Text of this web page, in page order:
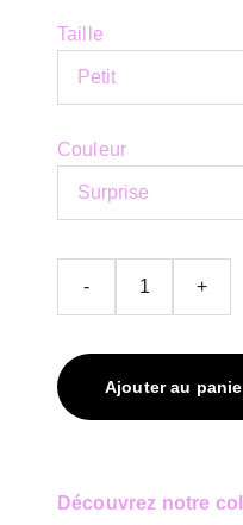
Taille
Couleur
- +
Ajouter au
Découvrez notre